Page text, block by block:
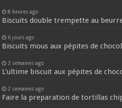
8 heures ago
Biscuits double trempette au
6 jours ago
Biscuits mous aux pépites de
2 semaines ago
L’ultime biscuit aux pépites de
2 semaines ago
Faire la preparation de tortillas